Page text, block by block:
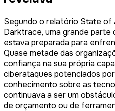
Segundo o relatório State of
Darktrace, uma grande parte
estava preparada para
Quase metade das
confiança na sua própria
ciberataques potenciados
conhecimento sobre as
continuava a ser um
de orçamento ou de